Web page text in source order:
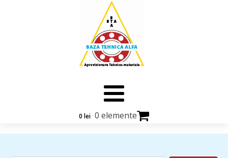
0 lei 0 elemente